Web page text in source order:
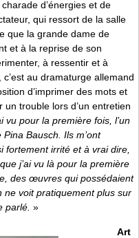
d’énergies et de
qui ressort de la salle
que la grande dame de
et à la reprise de son
à ressentir et à
au dramaturge allemand
d’imprimer des mots et
trouble lors d’un entretien
vu pour la première fois, l’un
Bausch. Ils m’ont
fortement irrité et à vrai dire,
j’ai vu là pour la première
des œuvres qui possédaient
ne voit pratiquement plus sur
parlé. »
Art